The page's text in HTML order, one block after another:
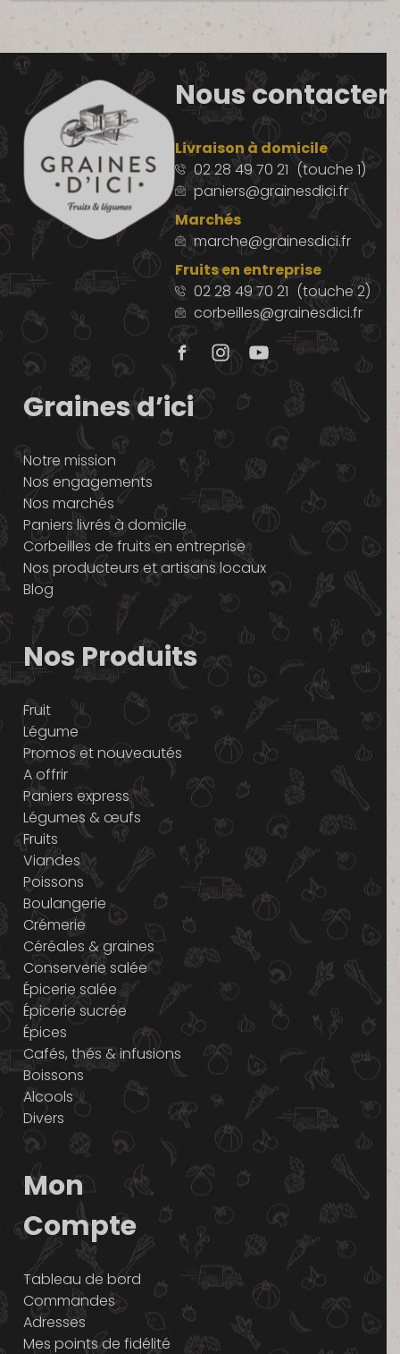
Nous contacter
Livraison à domicile
02 28 49 70 21 (touche 1)
paniers@grainesdici.fr
Marchés
marche@grainesdici.fr
Fruits en entreprise
02 28 49 70 21 (touche 2)
corbeilles@grainesdici.fr
Graines d’ici
Notre mission
Nos engagements
Nos marchés
Paniers livrés à domicile
Corbeilles de fruits en entreprise
Nos producteurs et artisans locaux
Blog
Nos Produits
Fruit
Légume
Promos et nouveautés
A offrir
Paniers express
Légumes & œufs
Fruits
Viandes
Poissons
Boulangerie
Crémerie
Céréales & graines
Conserverie salée
Épicerie salée
Épicerie sucrée
Épices
Cafés, thés & infusions
Boissons
Alcools
Divers
Mon
Compte
Tableau de bord
Commandes
Adresses
Mes points de fidélité